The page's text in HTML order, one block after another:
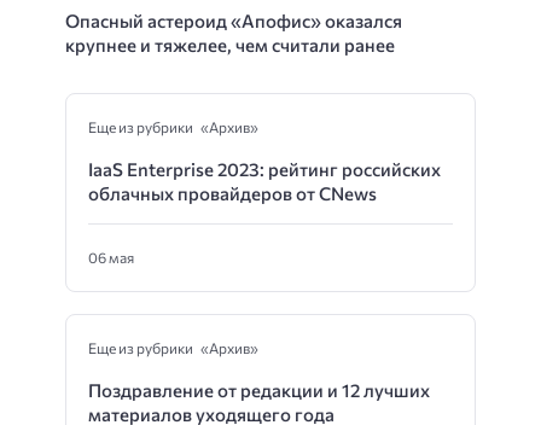
Опасный астероид «Апофис» оказался
крупнее и тяжелее, чем считали ранее
Еще из рубрики «Архив»
IaaS Enterprise 2023: рейтинг российских
облачных провайдеров от CNews
06 мая
Еще из рубрики «Архив»
Поздравление от редакции и 12 лучших
материалов уходящего года